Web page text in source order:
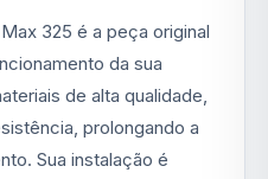
325 é a peça original
da sua
de alta qualidade,
prolongando a
Sua instalação é